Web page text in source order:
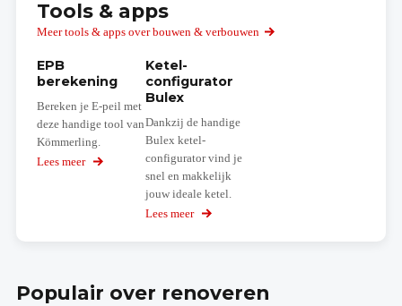
Tools & apps
Meer tools & apps over bouwen & verbouwen
EPB
berekening
Bereken je E-peil met
deze handige tool van
Kömmerling.
Lees meer over
Ketel-
configurator
Bulex
Dankzij de handige
Bulex ketel-
configurator vind je
snel en makkelijk
jouw ideale ketel.
Lees meer over
Populair over renoveren